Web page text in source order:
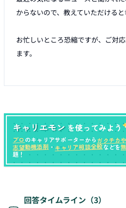
からないので、教えていただけると
お忙しいところ恐縮ですが、ご対
ます。
キャリエモン を使ってみよう
プロ のキャリアサポーターからガクチカ
志望動機添削 ・キャリア相談全般などを
題！
回答タイムライン（3）